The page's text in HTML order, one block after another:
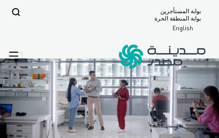
بوابة المستأجرين
بوابة المنطقة الحرة
English